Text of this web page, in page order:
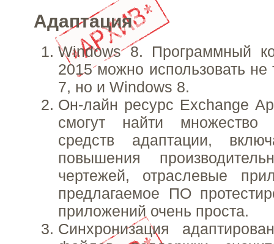
Адаптация
Windows 8. Программный
2015 можно использовать не
7, но и Windows 8.
Он-лайн ресурс Exchange
смогут найти множество
средств адаптации,
повышения
чертежей, отраслевые
предлагаемое ПО
приложений очень проста.
Синхронизация